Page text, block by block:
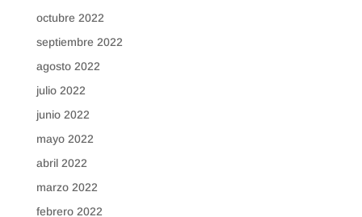
octubre 2022
septiembre 2022
agosto 2022
julio 2022
junio 2022
mayo 2022
abril 2022
marzo 2022
febrero 2022